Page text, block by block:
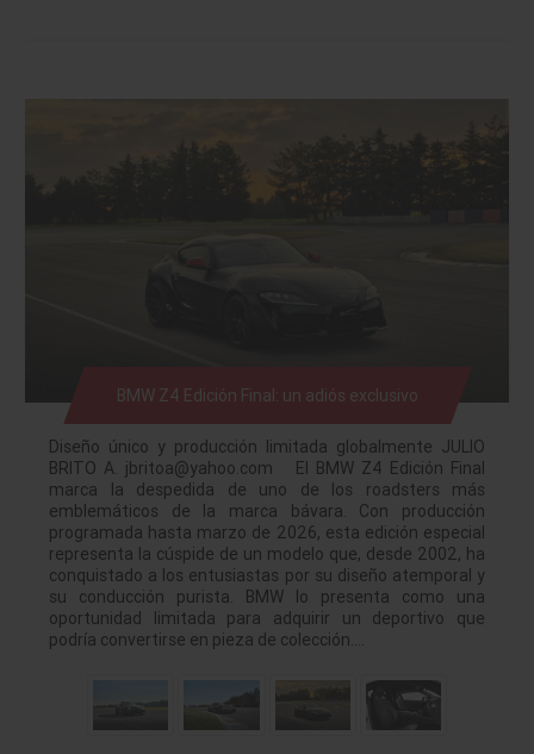
BMW Z4 Edición Final: un adiós exclusivo
Diseño único y producción limitada globalmente JULIO
BRITO A. jbritoa@yahoo.com El BMW Z4 Edición Final
marca la despedida de uno de los roadsters más
emblemáticos de la marca bávara. Con producción
programada hasta marzo de 2026, esta edición especial
representa la cúspide de un modelo que, desde 2002, ha
conquistado a los entusiastas por su diseño atemporal y
su conducción purista. BMW lo presenta como una
oportunidad limitada para adquirir un deportivo que
podría convertirse en pieza de colección.…